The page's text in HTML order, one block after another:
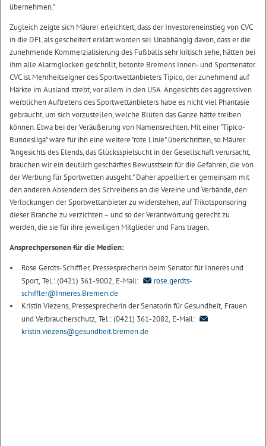
übernehmen."
Zugleich zeigte sich Mäurer erleichtert, dass der Investoreneinstieg von CVC
in die DFL als gescheitert erklärt worden sei. Unabhängig davon, dass er die
zunehmende Kommerzialisierung des Fußballs sehr kritisch sehe, hätten bei
ihm alle Alarmglocken geschrillt, betonte Bremens Innen- und Sportsenator.
CVC ist Mehrheitseigner des Sportwettanbieters Tipico, der zunehmend auf
Märkte im Ausland strebt, vor allem in den USA. Angesichts des aggressiven
werblichen Auftretens des Sportwettanbieters habe es nicht viel Phantasie
gebraucht, um sich vorzustellen, welche Blüten das Ganze hätte treiben
können. Etwa bei der Veräußerung von Namensrechten. Mit einer "Tipico-
Bundesliga" wäre für ihn eine weitere "rote Linie" überschritten, so Mäurer.
"Angesichts des Elends, das Glücksspielsucht in der Gesellschaft verursacht,
brauchen wir ein deutlich geschärftes Bewusstsein für die Gefahren, die von
der Werbung für Sportwetten ausgeht." Daher appelliert er gemeinsam mit
den anderen Absendern des Schreibens an die Vereine und Verbände, den
Verlockungen der Sportwettanbieter zu widerstehen, auf Trikotsponsoring
dieser Branche zu verzichten – und so der Verantwortung gerecht zu
werden, die sie für ihre jeweiligen Mitglieder und Fans tragen.
Ansprechpersonen für die Medien:
Rose Gerdts-Schiffler, Pressesprecherin beim Senator für Inneres und
Sport, Tel.: (0421) 361-9002, E-Mail:
rose.gerdts-
schiffler@Inneres.Bremen.de
Kristin Viezens, Pressesprecherin der Senatorin für Gesundheit, Frauen
und Verbraucherschutz, Tel.: (0421) 361-2082, E-Mail:
kristin.viezens@gesundheit.bremen.de